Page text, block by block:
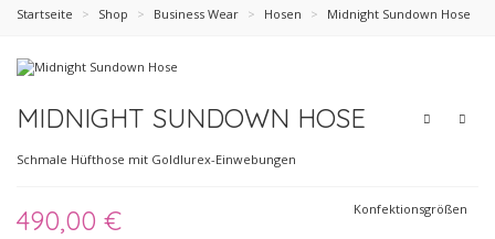
Startseite > Shop > Business Wear > Hosen > Midnight Sundown Hose
MIDNIGHT SUNDOWN HOSE
Schmale Hüfthose mit Goldlurex-Einwebungen
490,00 € Konfektionsgrößen